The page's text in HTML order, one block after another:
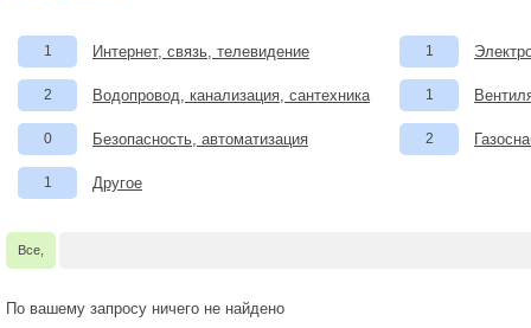
1 Интернет, связь, телевидение 1
2 Водопровод, канализация, сантехника 1
0 Безопасность, автоматизация 2
1 Другое
Все,
По вашему запросу ничего не найдено